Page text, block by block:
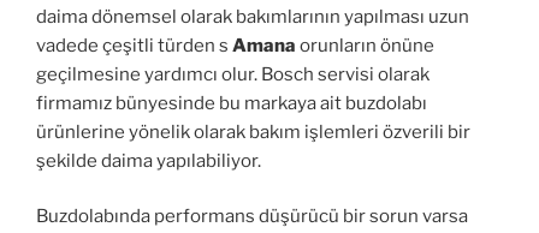
daima dönemsel olarak bakımlarının yapılması uzun
vadede çeşitli türden s Amana orunların önüne
geçilmesine yardımcı olur. Bosch servisi olarak
firmamız bünyesinde bu markaya ait buzdolabı
ürünlerine yönelik olarak bakım işlemleri özverili bir
şekilde daima yapılabiliyor.
Buzdolabında performans düşürücü bir sorun varsa